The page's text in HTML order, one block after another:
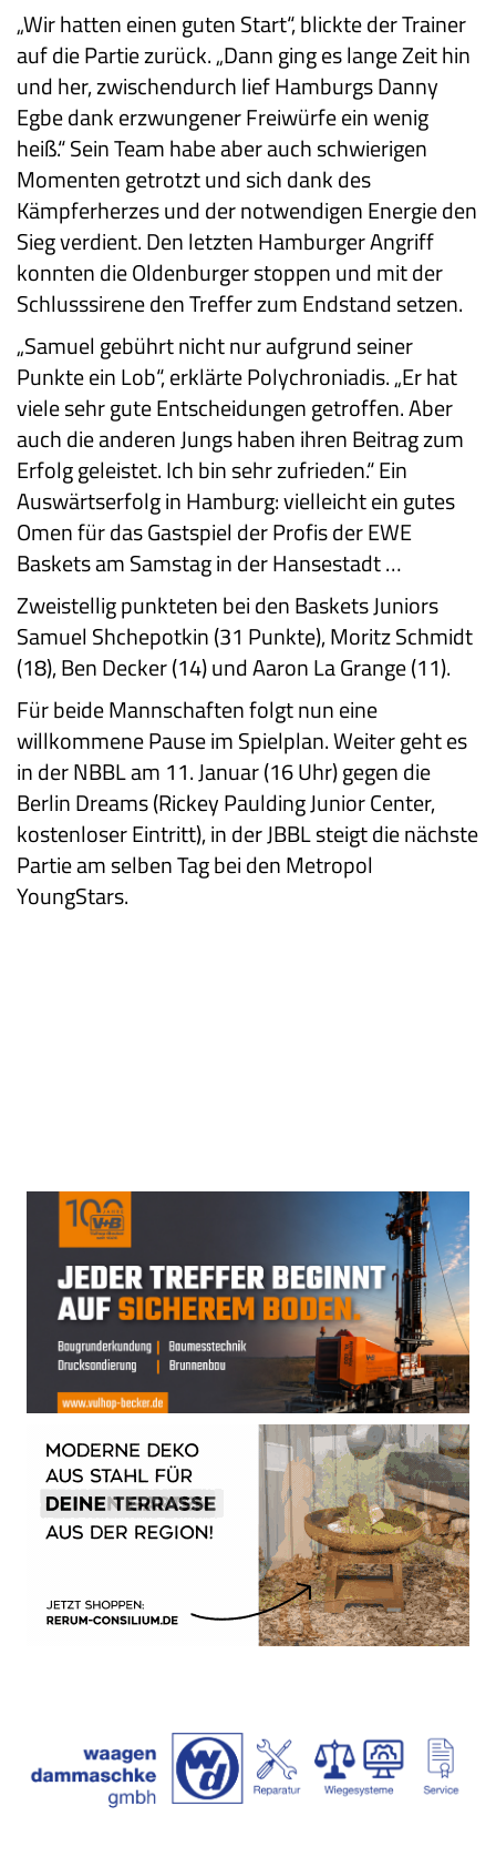
„Wir hatten einen guten Start“, blickte der Trainer
auf die Partie zurück. „Dann ging es lange Zeit hin
und her, zwischendurch lief Hamburgs Danny
Egbe dank erzwungener Freiwürfe ein wenig
heiß.“ Sein Team habe aber auch schwierigen
Momenten getrotzt und sich dank des
Kämpferherzes und der notwendigen Energie den
Sieg verdient. Den letzten Hamburger Angriff
konnten die Oldenburger stoppen und mit der
Schlusssirene den Treffer zum Endstand setzen.
„Samuel gebührt nicht nur aufgrund seiner
Punkte ein Lob“, erklärte Polychroniadis. „Er hat
viele sehr gute Entscheidungen getroffen. Aber
auch die anderen Jungs haben ihren Beitrag zum
Erfolg geleistet. Ich bin sehr zufrieden.“ Ein
Auswärtserfolg in Hamburg: vielleicht ein gutes
Omen für das Gastspiel der Profis der EWE
Baskets am Samstag in der Hansestadt …
Zweistellig punkteten bei den Baskets Juniors
Samuel Shchepotkin (31 Punkte), Moritz Schmidt
(18), Ben Decker (14) und Aaron La Grange (11).
Für beide Mannschaften folgt nun eine
willkommene Pause im Spielplan. Weiter geht es
in der NBBL am 11. Januar (16 Uhr) gegen die
Berlin Dreams (Rickey Paulding Junior Center,
kostenloser Eintritt), in der JBBL steigt die nächste
Partie am selben Tag bei den Metropol
YoungStars.